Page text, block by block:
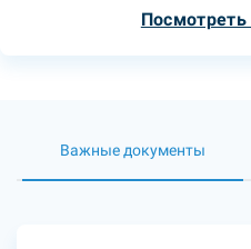
Посмотреть
Важные документы